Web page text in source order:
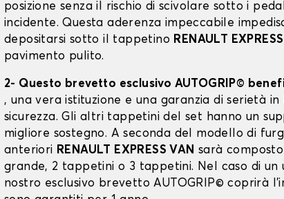
posizione senza il rischio di scivolare sotto i
incidente. Questa aderenza impeccabile
depositarsi sotto il tappetino RENAULT
pavimento pulito.
2- Questo brevetto esclusivo AUTOGRIP©
, una vera istituzione e una garanzia di serietà
sicurezza. Gli altri tappetini del set hanno un
migliore sostegno. A seconda del modello di
anteriori RENAULT EXPRESS VAN sarà
grande, 2 tappetini o 3 tappetini. Nel caso di
nostro esclusivo brevetto AUTOGRIP© coprirà